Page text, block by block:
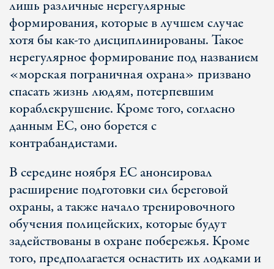
лишь различные нерегулярные
формирования, которые в лучшем случае
хотя бы как-то дисциплинированы. Такое
нерегулярное формирование под названием
«морская пограничная охрана» призвано
спасать жизнь людям, потерпевшим
кораблекрушение. Кроме того, согласно
данным ЕС, оно борется с
контрабандистами.
В середине ноября ЕС анонсировал
расширение подготовки сил береговой
охраны, а также начало тренировочного
обучения полицейских, которые будут
задействованы в охране побережья. Кроме
того, предполагается оснастить их лодками и